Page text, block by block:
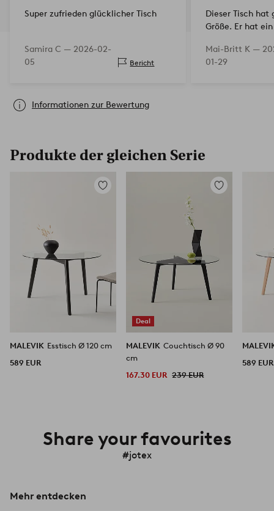
Super zufrieden glücklicher Tisch
Samira C — 2026-02-
05
Bericht
Dieser Tisch
Größe. Er hat
montieren. Ich
mit diesem
Mai-Britt K —
01-29
Informationen zur Bewertung
Produkte der gleichen Serie
Zu
MALEVIK Esstisch Ø 120 cm
589 EUR
Deal
Zu
MALEVIK Couchtisch Ø 90
cm
167.30 EUR 239 EUR
589 EUR
Share your favourites
#jotex
Mehr entdecken